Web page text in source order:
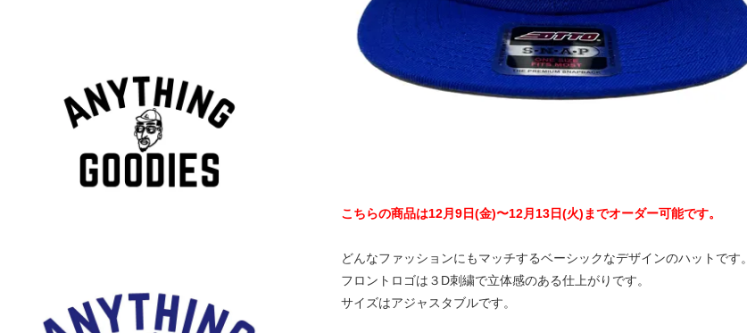
こちらの商品は12月9日(金)〜12月13日(火)までオーダー可能です。
どんなファッションにもマッチするベーシックなデザインのハットです。
フロントロゴは３D刺繍で立体感のある仕上がりです。
サイズはアジャスタブルです。